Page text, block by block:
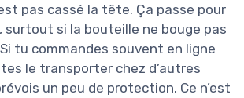
pas cassé la tête. Ça passe pour
surtout si la bouteille ne bouge pas
tu commandes souvent en ligne
le transporter chez d’autres
un peu de protection. Ce n’est